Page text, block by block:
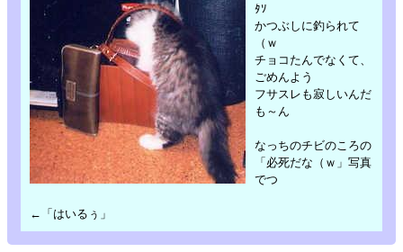
ﾀｿ
かつぶしに釣られて
（ｗ
チョコたんでなくて、
ごめんよう
フサスレも寂しいんだ
も～ん
なっちのチビのころの
「必死だな（ｗ」写真
でつ
←「はいるぅ」